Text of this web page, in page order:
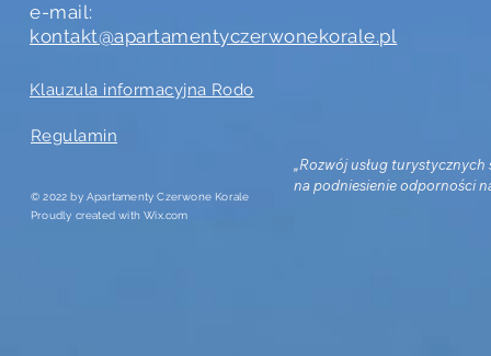
e-mail:
kontakt@apartamentyczerwonekorale.pl
Klauzula informacyjna Rodo
Regulamin
© 2022 by Apartamenty Czerwone Korale
Proudly created withWix.com
„Rozwój usług turystycznych
na podniesienie odporności